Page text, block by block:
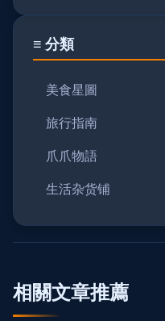
≡ 分類
美食星圖
旅行指南
爪爪物語
生活杂货铺
相關文章推薦